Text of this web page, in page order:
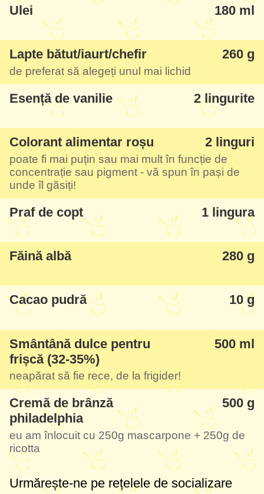
urmă am zis că nu este așa o mare
problemă dacă îl fac chiar și o dată pe an,
să fie doar asta singurul produs mai dubios
pe care îl consumăm... Din păcate să-l
faceți cu suc de sfeclă nu merge, adică
puteți, dar nu veți obține această culoare
de efect. Pe de altă parte puteți să-l faceți
fără colorant, numai cu cacao, sau chiar
fără - dar atunci nu va fi Red Velvet.
Fetița mea mică nu mănâncă deloc prăjituri
și torturi (nu-i plac, preferă un castravete în
loc!), am fost surprinsă când mi-a cerut o
felie și a declarat că este cel mai bun tort
A fost interesant să-l gătesc în prima parte
a zilei, până în ora 12, și după-amiază deja
l-am savurat-testat la o cafea cu sora mea.
Chiar rapid și fain, recomand neapărat să-l
încercați!
Ulei 180 ml
Lapte bătut/iaurt/chefir 260 g
de preferat să alegeți unul mai lichid
Esență de vanilie 2 lingurite
Colorant alimentar roșu 2 linguri
poate fi mai puțin sau mai mult în funcție de
concentrație sau pigment - vă spun în pași de
unde îl găsiți!
Praf de copt 1 lingura
Făină albă 280 g
Cacao pudră 10 g
Smântână dulce pentru
frișcă (32-35%)
500 ml
neapărat să fie rece, de la frigider!
Cremă de brânză
philadelphia
500 g
eu am înlocuit cu 250g mascarpone + 250g de
ricotta
Urmărește-ne pe rețelele de socializare